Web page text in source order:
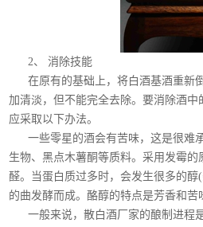
2、 消除技能
在原有的基础上，将白酒基酒重新
加清淡，但不能完全去除。要消除酒中
应采取以下办法。
一些零星的酒会有苦味，这是很难
生物、黑点木薯酮等质料。采用发霉
醛。当蛋白质过多时，会发生很多的
的曲发酵而成。酪醇的特点是芳香和苦
一般来说，散白酒厂家的酿制进程